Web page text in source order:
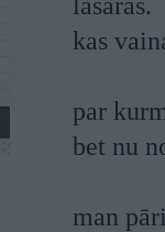
kas
par
bet nu
man